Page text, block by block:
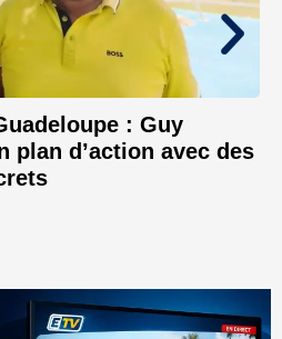
: Guy
plan d’action avec des